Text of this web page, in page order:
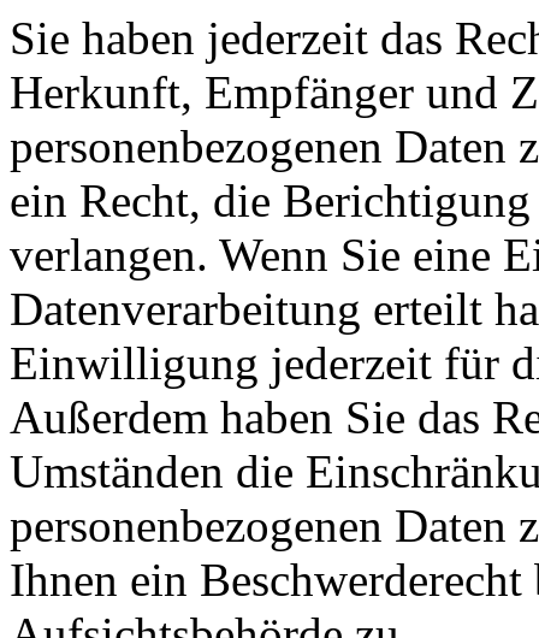
Sie haben jederzeit das
Herkunft, Empfänger und
personenbezogenen Daten
ein Recht, die
verlangen. Wenn Sie eine
Datenverarbeitung erteilt
Einwilligung jederzeit für
Außerdem haben Sie das
Umständen die
personenbezogenen Daten
Ihnen ein